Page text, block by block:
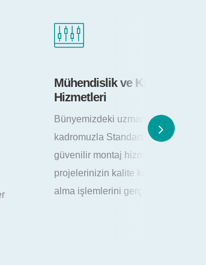
İşletme ve Bakım
Geniş ve tecrübeli bir ekiple
verimlilik için gelişmiş izleme
sistemlerimizle 7/24
kontrolünü sağlıyoruz
bakımlarını gerçekleştiriyor,
ve etkin müdahale ile gelir